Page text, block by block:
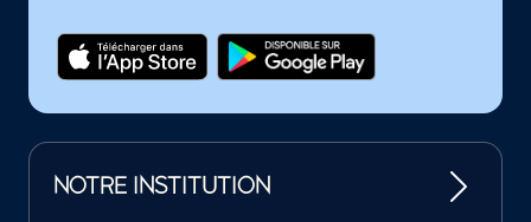
NOTRE INSTITUTION